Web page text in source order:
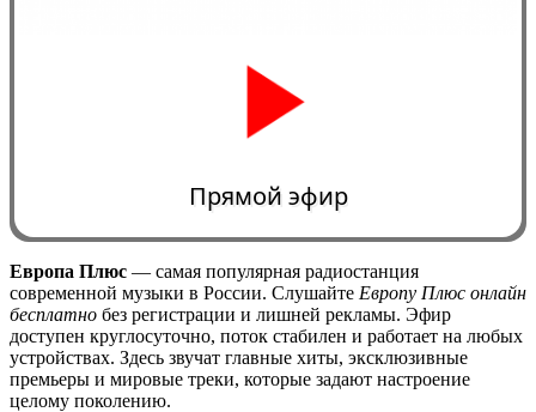
0:00
Прямой эфир
Европа Плюс — самая популярная радиостанция
современной музыки в России. Слушайте Европу Плюс онлайн
бесплатно без регистрации и лишней рекламы. Эфир
доступен круглосуточно, поток стабилен и работает на любых
устройствах. Здесь звучат главные хиты, эксклюзивные
премьеры и мировые треки, которые задают настроение
целому поколению.